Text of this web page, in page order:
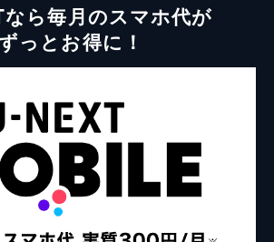
なら毎月のスマホ代が
っとお得に！